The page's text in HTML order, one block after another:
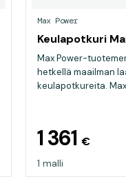
Max Power
Keulapotkuri
Max Power-
hetkellä maailman
keulapotkureita.
1 361 €
1 malli